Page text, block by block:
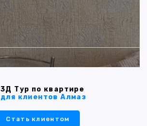
3Д Тур по квартире
для клиентов Алмаз
Стать клиентом